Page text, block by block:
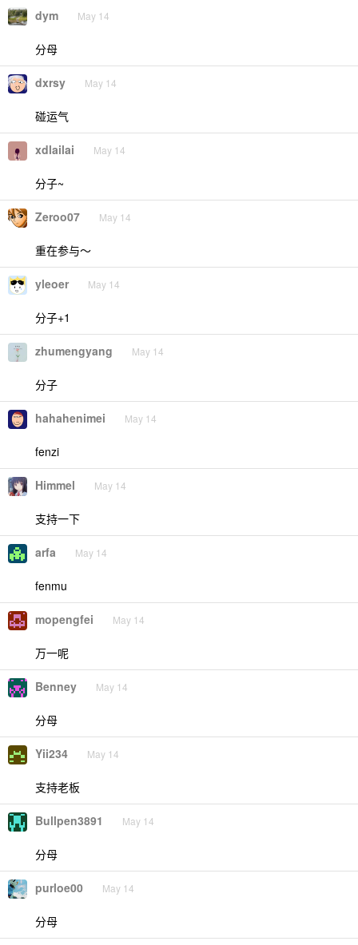
dym May 14
分母
dxrsy May 14
碰运气
xdlailai May 14
分子~
Zeroo07 May 14
重在参与～
yleoer May 14
分子+1
zhumengyang May 14
分子
hahahenimei May 14
fenzi
Himmel May 14
支持一下
arfa May 14
fenmu
mopengfei May 14
万一呢
Benney May 14
分母
Yii234 May 14
支持老板
Bullpen3891 May 14
分母
purloe00 May 14
分母